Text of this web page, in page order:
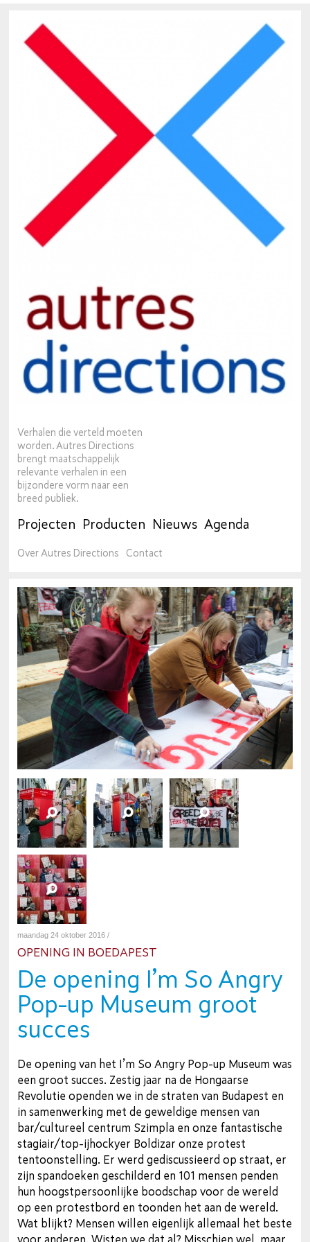
Verhalen die verteld moeten
worden. Autres Directions
brengt maatschappelijk
relevante verhalen in een
bijzondere vorm naar een
breed publiek.
Projecten Producten Nieuws Agenda
Over Autres Directions Contact
maandag 24 oktober 2016 /
OPENING IN BOEDAPEST
De opening I’m So Angry
Pop-up Museum groot
succes
De opening van het I’m So Angry Pop-up Museum was
een groot succes. Zestig jaar na de Hongaarse
Revolutie openden we in de straten van Budapest en
in samenwerking met de geweldige mensen van
bar/cultureel centrum Szimpla en onze fantastische
stagiair/top-ijhockyer Boldizar onze protest
tentoonstelling. Er werd gediscussieerd op straat, er
zijn spandoeken geschilderd en 101 mensen penden
hun hoogstpersoonlijke boodschap voor de wereld
op een protestbord en toonden het aan de wereld.
Wat blijkt? Mensen willen eigenlijk allemaal het beste